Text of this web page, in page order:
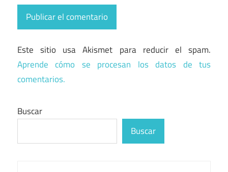
Este sitio usa Akismet para reducir el spam.
Aprende cómo se procesan los datos de tus
comentarios.
Buscar
Buscar